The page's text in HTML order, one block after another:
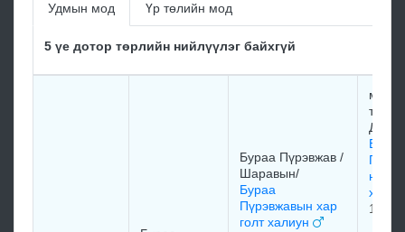
Удмын мод Үр төлийн мод
5 үе дотор төрлийн нийлүүлэг байхгүй
Бураа Пүрэвжав /
Шаравын/
Бураа
Пүрэвжавын хар
голт халиун
Бураа
наран
1975